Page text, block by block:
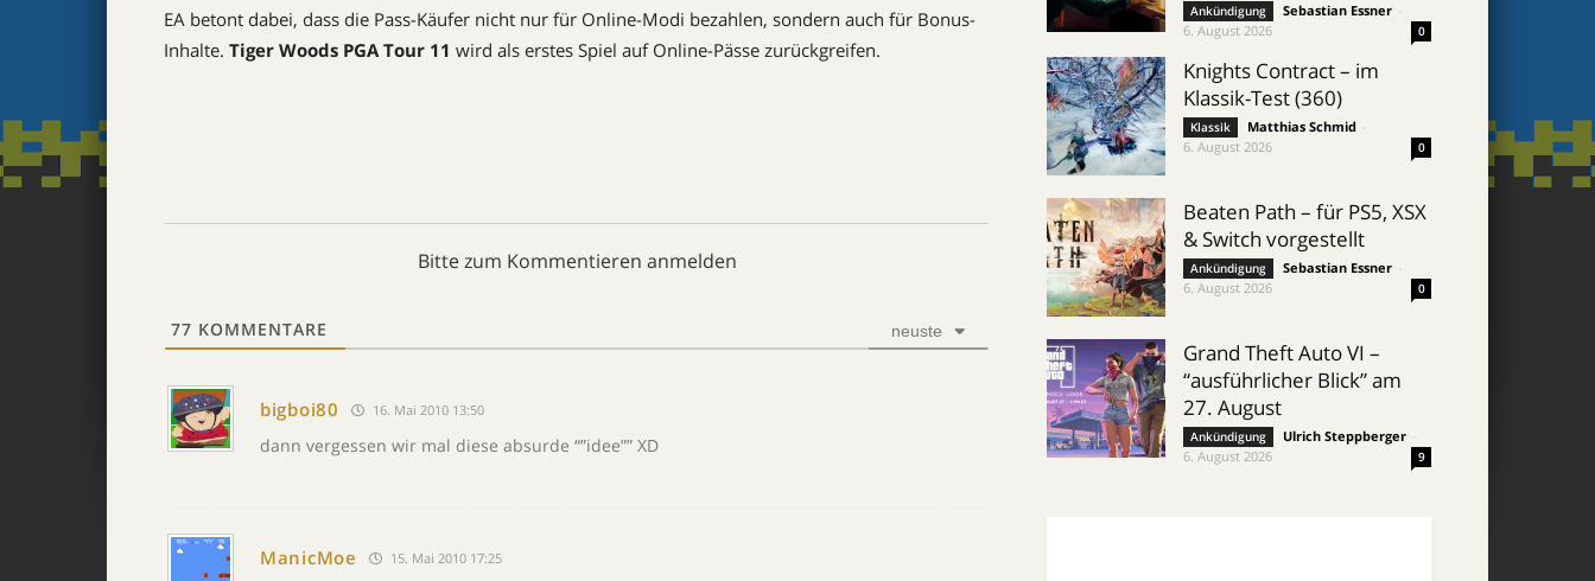
EA betont dabei, dass die Pass-Käufer nicht nur für Online-Modi bezahlen, sondern auch für Bonus-
Inhalte. Tiger Woods PGA Tour 11 wird als erstes Spiel auf Online-Pässe zurückgreifen.
Bitte zum Kommentieren anmelden
77 KOMMENTARE neuste
bigboi80 16. Mai 2010 13:50
dann vergessen wir mal diese absurde “”idee”” XD
ManicMoe 15. Mai 2010 17:25
Ankündigung Sebastian Essner
6. August 2026
0
Knights Contract – im
Klassik-Test (360)
Klassik Matthias Schmid
6. August 2026
0
Beaten Path – für PS5, XSX
& Switch vorgestellt
Ankündigung Sebastian Essner
6. August 2026
0
Grand Theft Auto VI –
“ausführlicher Blick” am
27. August
Ankündigung Ulrich Steppberger
6. August 2026
9